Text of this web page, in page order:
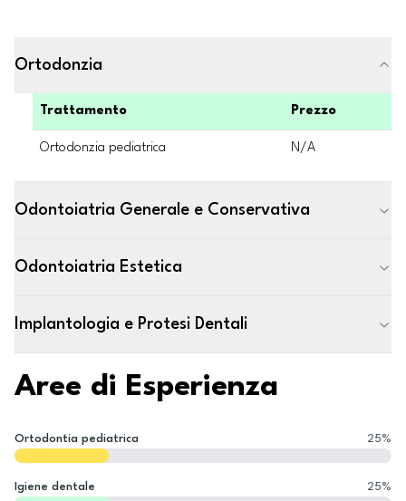
Ortodonzia
Trattamento Prezzo
Ortodonzia pediatrica N/A
Odontoiatria Generale e Conservativa
Odontoiatria Estetica
Implantologia e Protesi Dentali
Aree di Esperienza
Ortodontia pediatrica 25%
Igiene dentale 25%